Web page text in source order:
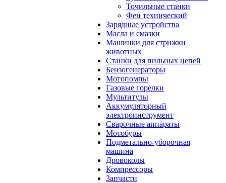
Точильные станки
Фен технический
Зарядные устройства
Масла и смазки
Машинки для стрижки
животных
Станки для пильных цепей
Бензогенераторы
Мотопомпы
Газовые горелки
Мультитулы
Аккумуляторный
электроинструмент
Сварочные аппараты
Мотобуры
Подметально-уборочная
машина
Дровоколы
Компрессоры
Запчасти